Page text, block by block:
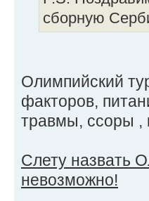
сборную
Олимпийский
факторов,
травмы, ссоры ,
Слету назвать
невозможно!